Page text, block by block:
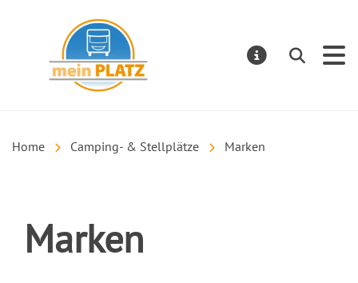
Suchen
Home Camping- & Stellplätze Marken
Marken